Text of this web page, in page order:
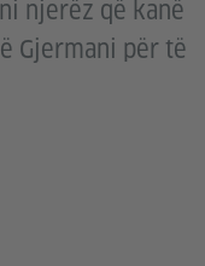
njerëz që kanë
Gjermani për të